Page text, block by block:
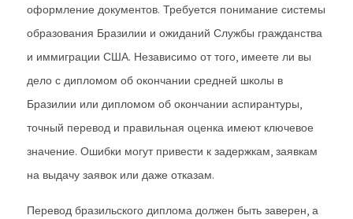
оформление документов. Требуется понимание системы
образования Бразилии и ожиданий Службы гражданства
и иммиграции США. Независимо от того, имеете ли вы
дело с дипломом об окончании средней школы в
Бразилии или дипломом об окончании аспирантуры,
точный перевод и правильная оценка имеют ключевое
значение. Ошибки могут привести к задержкам, заявкам
на выдачу заявок или даже отказам.
Перевод бразильского диплома должен быть заверен, а